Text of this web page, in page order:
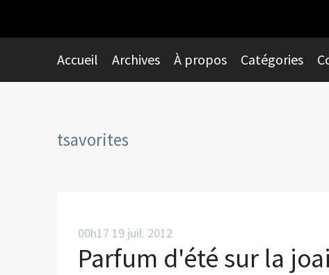
Accueil Archives À propos Catégories
tsavorites
00h17 19 juil. 2012
Parfum d'été sur la